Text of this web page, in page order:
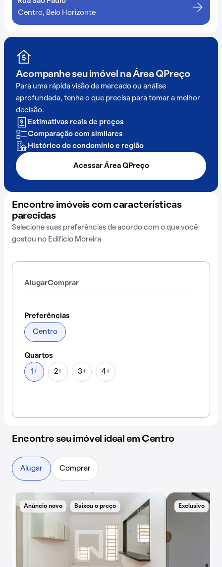
Centro, Belo Horizonte
Acompanhe seu imóvel na Área QPreço
Para uma rápida visão de mercado ou análise
aprofundada, tenha o que precisa para tomar a melhor
decisão.
Estimativas reais de preços
Comparação com similares
Histórico do condomínio e região
Acessar Área QPreço
Encontre imóveis com características
parecidas
Selecione suas preferências de acordo com o que você
gostou no Edifício Moreira
AlugarComprar
Preferências
Centro
Quartos
1+ 2+ 3+ 4+
Encontre seu imóvel ideal em Centro
Anúncio novo Baixou o preço Exclusivo
Alugar Comprar